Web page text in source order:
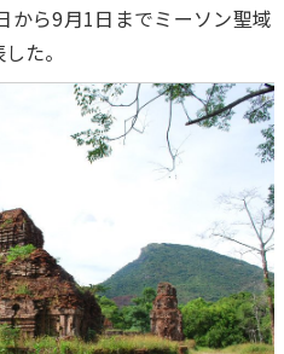
から9月1日までミーソン聖域
た。